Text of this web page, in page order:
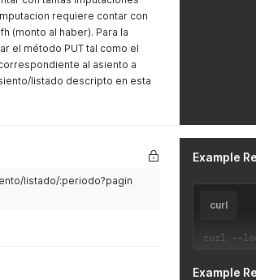
requiere contar con
(monto al haber). Para la
el método PUT tal como el
al asiento a
listado descripto en esta
listado/:periodo?pagin
Example
curl
curl --
Example